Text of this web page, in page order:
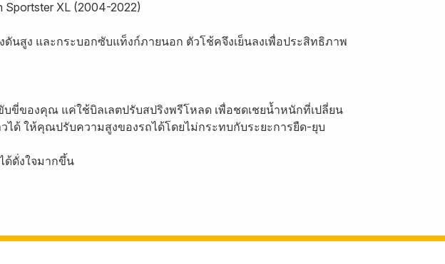
XL (2004-2022)
นสูง และกระบอกซับแท็งก์ภายนอก ตัวโช้คจึงเย็นลงเพื่อประสิทธิภาพ
ขี่ของคุณ แค่ใช้บิลเลตปรับสปริงพรีโหลด เพื่อชดเชยน้ำหนักที่เปลี่ยน
ได้ ให้คุณปรับความสูงของรถได้โดยไม่กระทบกับระยะการยืด-ยุบ
ด้ดั่งใจมากขึ้น